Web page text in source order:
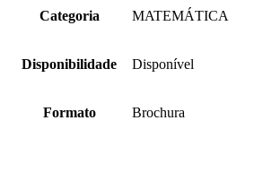
Categoria MATEMÁTICA
Disponibilidade Disponível
Formato Brochura